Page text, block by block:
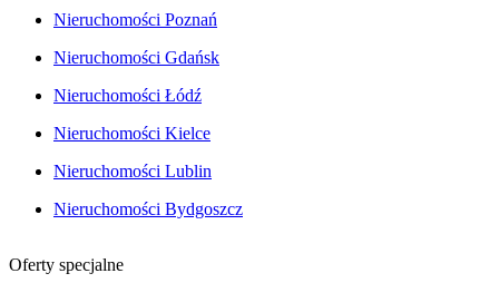
Nieruchomości Poznań
Nieruchomości Gdańsk
Nieruchomości Łódź
Nieruchomości Kielce
Nieruchomości Lublin
Nieruchomości Bydgoszcz
Oferty specjalne